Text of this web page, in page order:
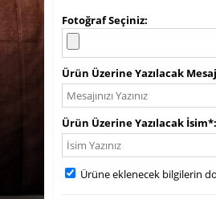
Fotoğraf Seçiniz
Ürün Üzerine Yazılacak
Ürün Üzerine Yazılacak İsim*
Ürüne eklenecek bilgilerin